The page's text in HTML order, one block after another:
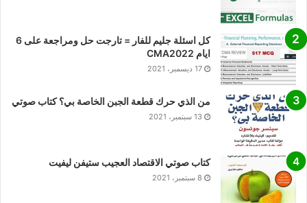
كل اسئلة جليم للفار = تارجت حل ومراجعة على 6
ايام CMA2022
17 ديسمبر، 2021
من الذي حرك قطعة الجبن الخاصة بي؟ كتاب صوتي
13 سبتمبر، 2021
كتاب صوتي الاقتصاد العجيب ستيفن ليفيت
8 سبتمبر، 2021